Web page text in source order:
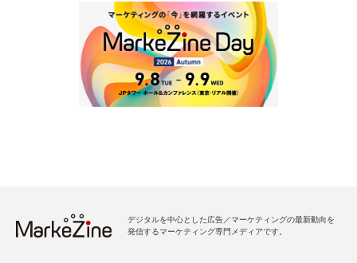
デジタルを中心とした広告／マーケティングの最新動向を
発信するマーケティング専門メディアです。